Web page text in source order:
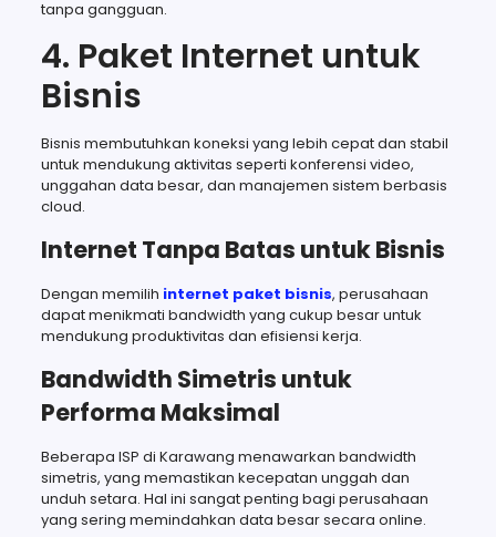
tanpa gangguan.
4. Paket Internet untuk
Bisnis
Bisnis membutuhkan koneksi yang lebih cepat dan stabil
untuk mendukung aktivitas seperti konferensi video,
unggahan data besar, dan manajemen sistem berbasis
cloud.
Internet Tanpa Batas untuk Bisnis
Dengan memilih internet paket bisnis, perusahaan
dapat menikmati bandwidth yang cukup besar untuk
mendukung produktivitas dan efisiensi kerja.
Bandwidth Simetris untuk
Performa Maksimal
Beberapa ISP di Karawang menawarkan bandwidth
simetris, yang memastikan kecepatan unggah dan
unduh setara. Hal ini sangat penting bagi perusahaan
yang sering memindahkan data besar secara online.